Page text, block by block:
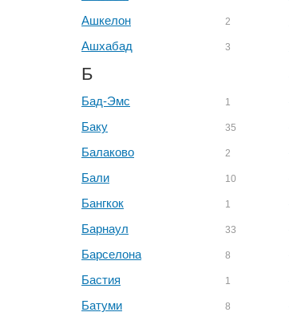
Ашкелон 2
Ашхабад 3
Б
Бад-Эмс 1
Баку 35
Балаково 2
Бали 10
Бангкок 1
Барнаул 33
Барселона 8
Бастия 1
Батуми 8